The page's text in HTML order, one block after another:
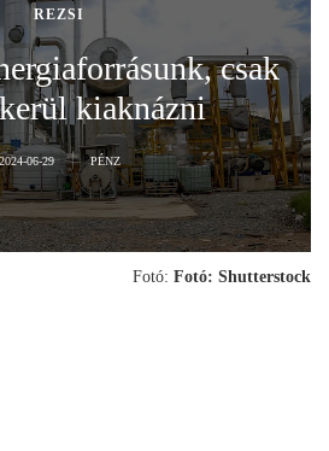
REZSI
csak
kiaknázni
06-29 PÉNZ
Fotó: Fotó: Shutterstock